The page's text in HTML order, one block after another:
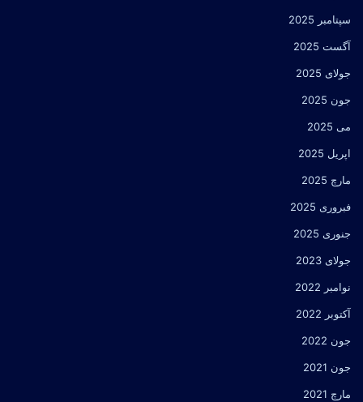
سپتامبر 2025
آگست 2025
جولای 2025
جون 2025
می 2025
اپریل 2025
مارچ 2025
فبروری 2025
جنوری 2025
جولای 2023
نوامبر 2022
آکتوبر 2022
جون 2022
جون 2021
مارچ 2021